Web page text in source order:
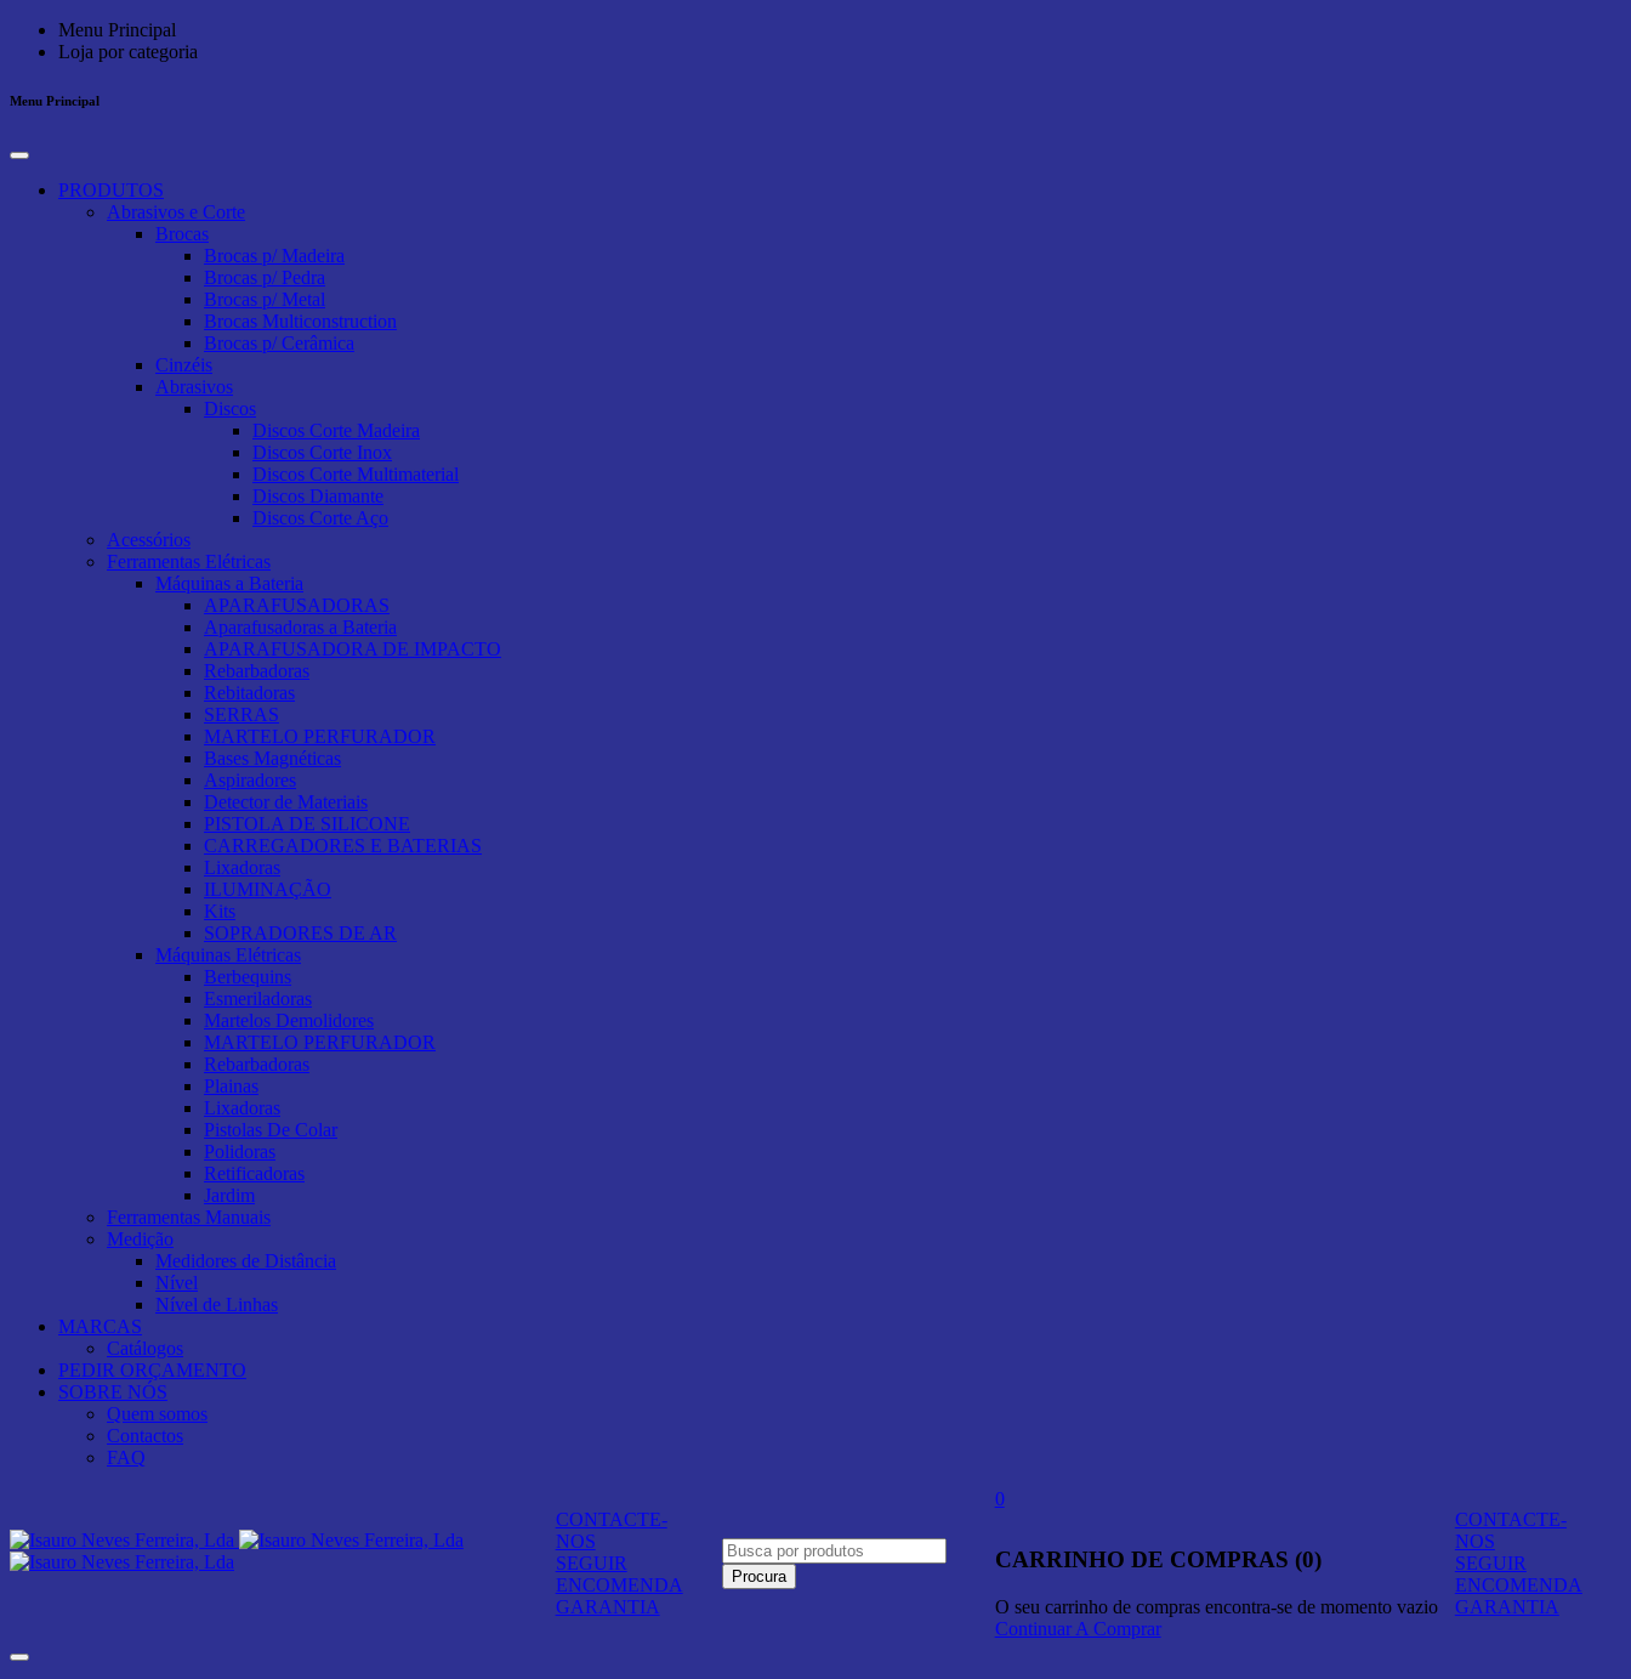
Menu Principal
Loja por categoria
Menu Principal
PRODUTOS
Abrasivos e Corte
Brocas
Brocas p/ Madeira
Brocas p/ Pedra
Brocas p/ Metal
Brocas Multiconstruction
Brocas p/ Cerâmica
Cinzéis
Abrasivos
Discos
Discos Corte Madeira
Discos Corte Inox
Discos Corte Multimaterial
Discos Diamante
Discos Corte Aço
Acessórios
Ferramentas Elétricas
Máquinas a Bateria
APARAFUSADORAS
Aparafusadoras a Bateria
APARAFUSADORA DE IMPACTO
Rebarbadoras
Rebitadoras
SERRAS
MARTELO PERFURADOR
Bases Magnéticas
Aspiradores
Detector de Materiais
PISTOLA DE SILICONE
CARREGADORES E BATERIAS
Lixadoras
ILUMINAÇÃO
Kits
SOPRADORES DE AR
Máquinas Elétricas
Berbequins
Esmeriladoras
Martelos Demolidores
MARTELO PERFURADOR
Rebarbadoras
Plainas
Lixadoras
Pistolas De Colar
Polidoras
Retificadoras
Jardim
Ferramentas Manuais
Medição
Medidores de Distância
Nível
Nível de Linhas
MARCAS
Catálogos
PEDIR ORÇAMENTO
SOBRE NÓS
Quem somos
Contactos
FAQ
CONTACTE-
NOS
SEGUIR
ENCOMENDA
GARANTIA
0
CARRINHO DE COMPRAS (0)
O seu carrinho de compras encontra-se de momento vazio
Continuar A Comprar
CONTACTE-
NOS
SEGUIR
ENCOMENDA
GARANTIA